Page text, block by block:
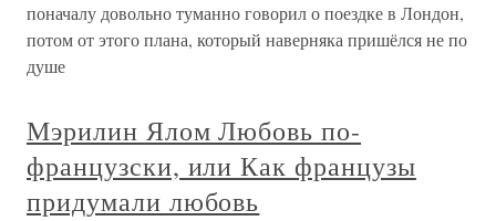
поначалу довольно туманно говорил о поездке в Лондон,
потом от этого плана, который наверняка пришёлся не по
душе
Мэрилин Ялом Любовь по-
французски, или Как французы
придумали любовь